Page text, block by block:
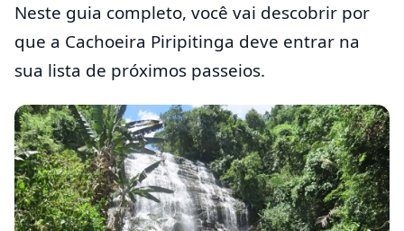
Neste guia completo, você vai descobrir por
que a Cachoeira Piripitinga deve entrar na
sua lista de próximos passeios.